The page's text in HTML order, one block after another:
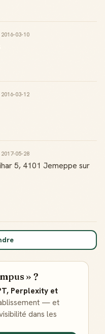
2016-03-10
2016-03-12
2017-05-28
5, 4101 Jemeppe sur
» ?
Perplexity et
— et
dans les